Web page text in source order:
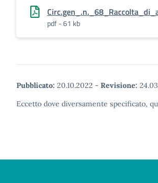
pdf - 61 kb
Pubblicato: 20.10.2022 - Revisione:
Eccetto dove diversamente specificato,